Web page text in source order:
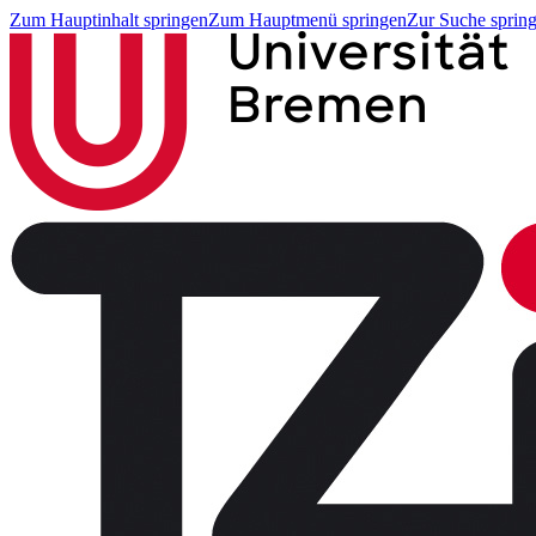
Zum Hauptinhalt springenZum Hauptmenü springenZur Suche